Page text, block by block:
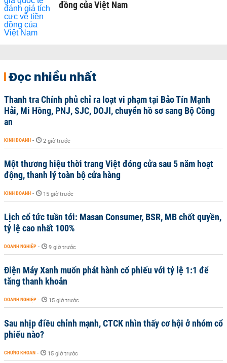
đồng của Việt Nam
Đọc nhiều nhất
Thanh tra Chính phủ chỉ ra loạt vi phạm tại Bảo Tín Mạnh
Hải, Mi Hồng, PNJ, SJC, DOJI, chuyển hồ sơ sang Bộ Công
an
KINH DOANH - 2 giờ trước
Một thương hiệu thời trang Việt đóng cửa sau 5 năm hoạt
động, thanh lý toàn bộ cửa hàng
KINH DOANH - 15 giờ trước
Lịch cổ tức tuần tới: Masan Consumer, BSR, MB chốt quyền,
tỷ lệ cao nhất 100%
DOANH NGHIỆP - 9 giờ trước
Điện Máy Xanh muốn phát hành cổ phiếu với tỷ lệ 1:1 để
tăng thanh khoản
DOANH NGHIỆP - 15 giờ trước
Sau nhịp điều chỉnh mạnh, CTCK nhìn thấy cơ hội ở nhóm cổ
phiếu nào?
CHỨNG KHOÁN - 15 giờ trước